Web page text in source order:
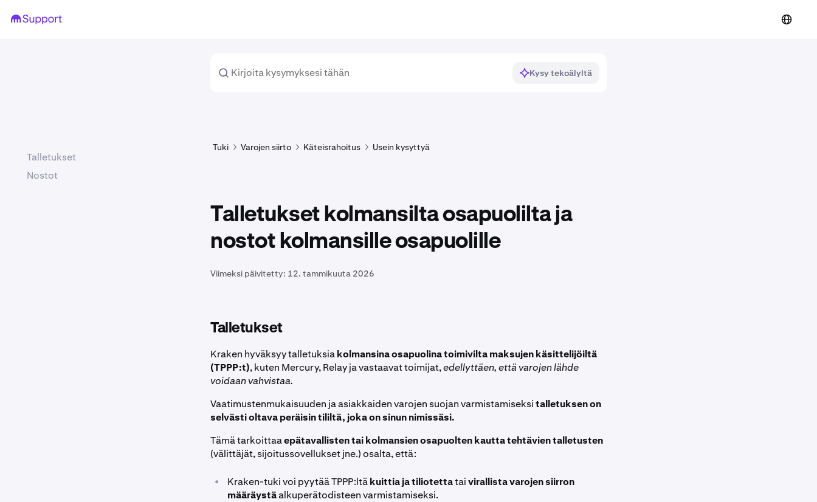
Kysy tekoälyltä
Tuki Varojen siirto Käteisrahoitus Usein kysyttyä
Talletukset kolmansilta osapuolilta ja
nostot kolmansille osapuolille
Viimeksi päivitetty: 12. tammikuuta 2026
Talletukset
Kraken hyväksyy talletuksiakolmansina osapuolina toimivilta maksujen käsittelijöiltä
(TPPP:t), kuten Mercury, Relay ja vastaavat toimijat,edellyttäen, että varojen lähde
voidaan vahvistaa.
Vaatimustenmukaisuuden ja asiakkaiden varojen suojan varmistamiseksitalletuksen on
selvästi oltava peräisin tililtä, joka on sinun nimissäsi.
Tämä tarkoittaaepätavallisten tai kolmansien osapuolten kautta tehtävien talletusten
(välittäjät, sijoitussovellukset jne.) osalta, että:
• Kraken-tuki voi pyytää TPPP:ltäkuittia ja tiliotettataivirallista varojen siirron
määräystäalkuperätodisteen varmistamiseksi.
Talletukset
Nostot